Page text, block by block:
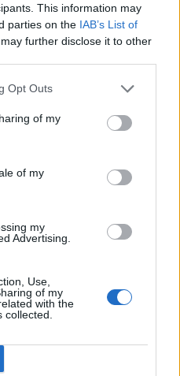
This information may
parties on the IAB’s List of
further disclose it to other
Opt Outs
of my
of my
my
Advertising.
Use,
of my
with the
7.
jobban akarod érezni magad